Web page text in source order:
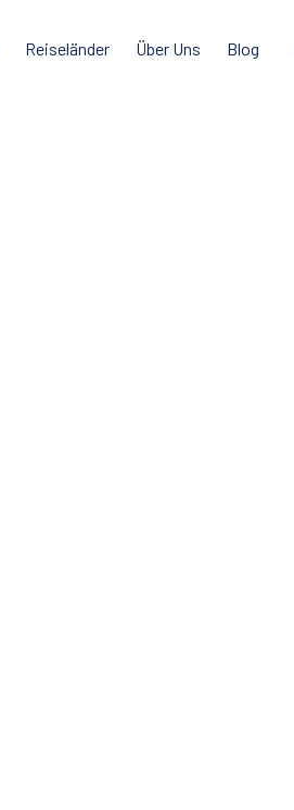
Reiseländer Über Uns Blog